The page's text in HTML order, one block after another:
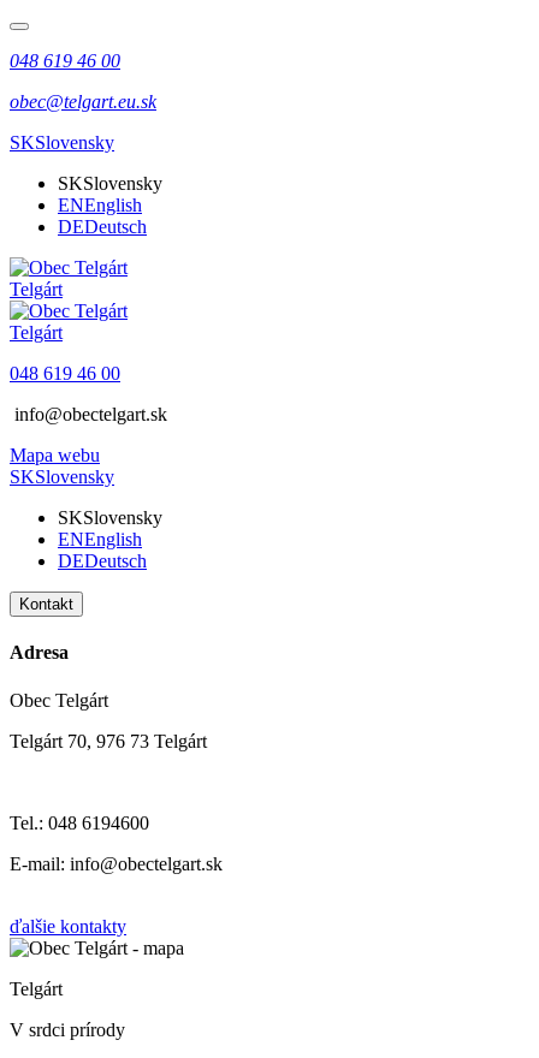
048 619 46 00
obec@telgart.eu.sk
SKSlovensky
SKSlovensky
ENEnglish
DEDeutsch
Telgárt
Telgárt
048 619 46 00
info@obectelgart.sk
Mapa webu
SKSlovensky
SKSlovensky
ENEnglish
DEDeutsch
Kontakt
Adresa
Obec Telgárt
Telgárt 70, 976 73 Telgárt
Tel.: 048 6194600
E-mail: info@obectelgart.sk
ďalšie kontakty
Telgárt
V srdci prírody